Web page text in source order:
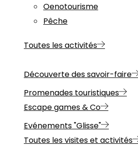
Oenotourisme
Pêche
Toutes les activités
Découverte des savoir-faire
Promenades touristiques
Escape games & Co
Evénements "Glisse"
Toutes les visites et activités